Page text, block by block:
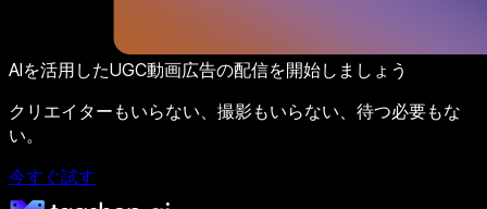
AIを活用したUGC動画広告の配信を開始しましょう
クリエイターもいらない、撮影もいらない、待つ必要もな
い。
今すぐ試す